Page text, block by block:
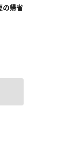
の帰省